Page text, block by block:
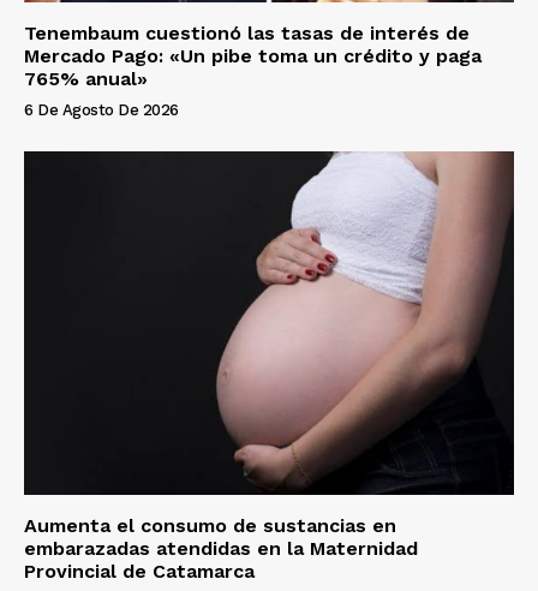
Tenembaum cuestionó las tasas de interés de
Mercado Pago: «Un pibe toma un crédito y paga
765% anual»
6 De Agosto De 2026
Aumenta el consumo de sustancias en
embarazadas atendidas en la Maternidad
Provincial de Catamarca